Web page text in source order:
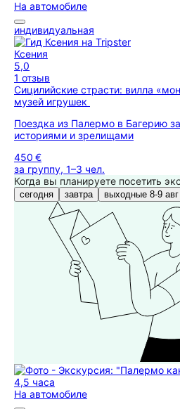
На автомобиле
индивидуальная
Ксения
5,0
1 отзыв
Сицилийские страсти: вилла
музей игрушек
Поездка из Палермо в Багерию
историями и зрелищами
450 €
за группу, 1–3 чел.
Когда вы планируете посетить
сегодня завтра выходные 8-9 авг
4,5 часа
На автомобиле